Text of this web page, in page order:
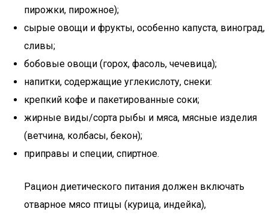
пирожки, пирожное);
сырые овощи и фрукты, особенно капуста, виноград,
сливы;
бобовые овощи (горох, фасоль, чечевица);
напитки, содержащие углекислоту, снеки:
крепкий кофе и пакетированные соки;
жирные виды/сорта рыбы и мяса, мясные изделия
(ветчина, колбасы, бекон);
приправы и специи, спиртное.
Рацион диетического питания должен включать
отварное мясо птицы (курица, индейка),